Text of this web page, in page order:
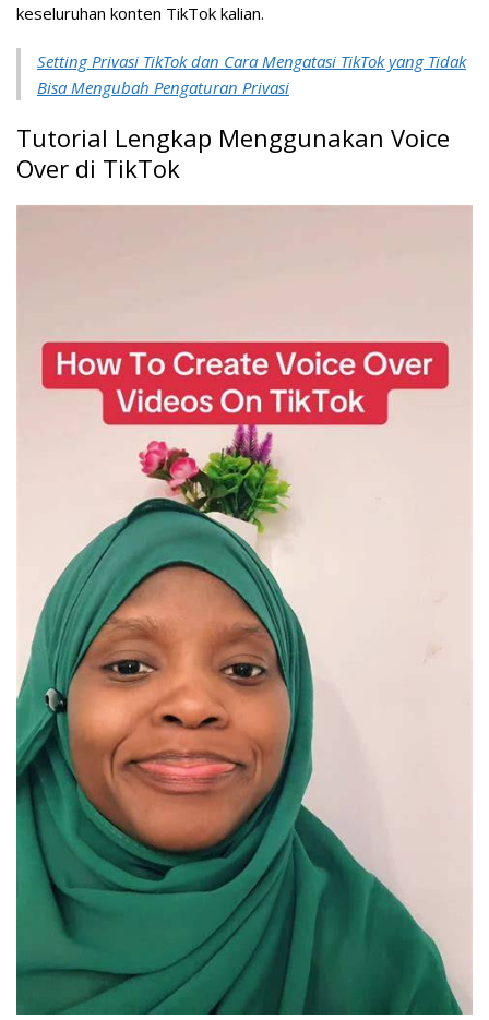
keseluruhan konten TikTok kalian.
Setting Privasi TikTok dan Cara Mengatasi TikTok yang Tidak
Bisa Mengubah Pengaturan Privasi
Tutorial Lengkap Menggunakan Voice
Over di TikTok